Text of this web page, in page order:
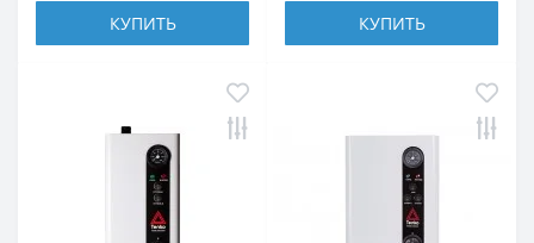
КУПИТЬ КУПИТЬ